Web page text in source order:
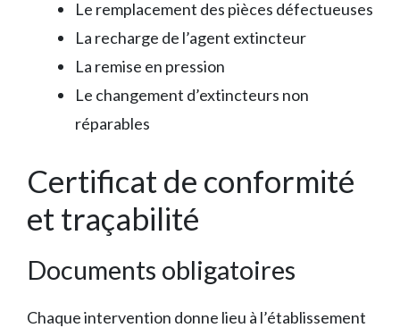
Le remplacement des pièces défectueuses
La recharge de l’agent extincteur
La remise en pression
Le changement d’extincteurs non
réparables
Certificat de conformité
et traçabilité
Documents obligatoires
Chaque intervention donne lieu à l’établissement